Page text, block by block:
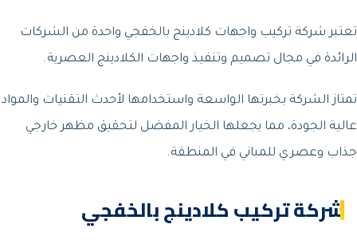
تعتبر شركة تركيب واجهات كلادينج بالخفجي واحدة من الشركات
الرائدة في مجال تصميم وتنفيذ واجهات الكلادينج العصرية.
تمتاز الشركة بخبرتها الواسعة واستخدامها لأحدث التقنيات والمواد
عالية الجودة، مما يجعلها الخيار المفضل لتحقيق مظهر خارجي
جذاب وعصري للمباني في المنطقة.
شركة تركيب كلادينج بالخفجي